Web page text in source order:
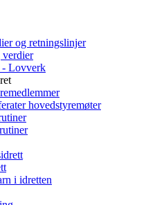
og retningslinjer
- Lovverk
hovedstyremøter
i idretten